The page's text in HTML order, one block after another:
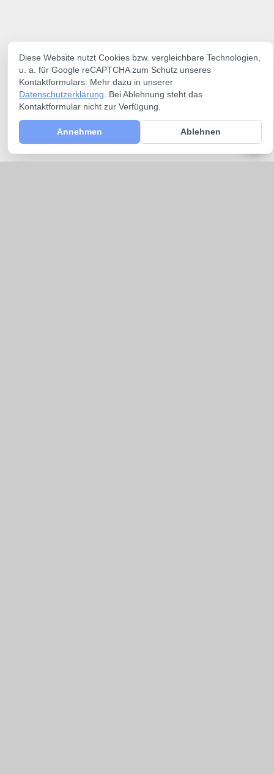
Diese Website nutzt Cookies bzw. vergleichbare Technologien,
u. a. für Google reCAPTCHA zum Schutz unseres
Kontaktformulars. Mehr dazu in unserer
Datenschutzerklärung . Bei Ablehnung steht das
Kontaktformular nicht zur Verfügung.
Annehmen Ablehnen